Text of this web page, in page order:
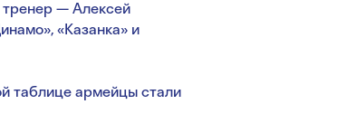
— Алексей
«Казанка» и
таблице армейцы стали